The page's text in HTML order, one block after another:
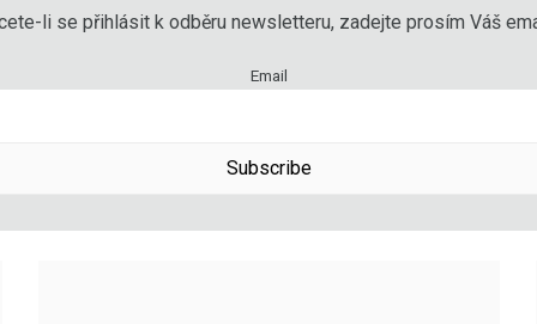
li se přihlásit k odběru newsletteru, zadejte prosím Váš
Email
Subscribe